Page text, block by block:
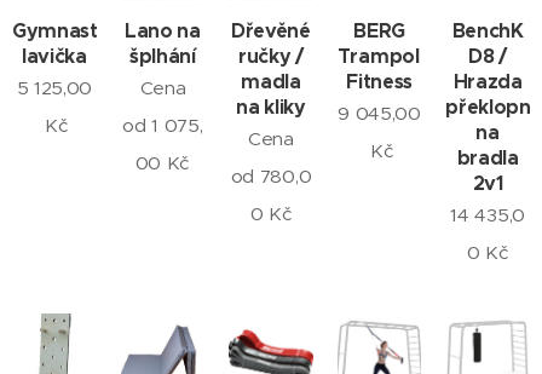
Gymnastická
lavička
5 125,00
Kč
Lano na
šplhání
Cena
od1 075,
00 Kč
Dřevěné
ručky /
madla
na kliky
Cena
od 780,0
0 Kč
BERG
Trampolína
Fitness
9 045,00
Kč
BenchK
D8 /
Hrazda
překlopná
na
bradla
2v1
14 435,0
0 Kč